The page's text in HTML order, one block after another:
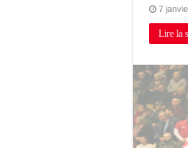
7
Lire la